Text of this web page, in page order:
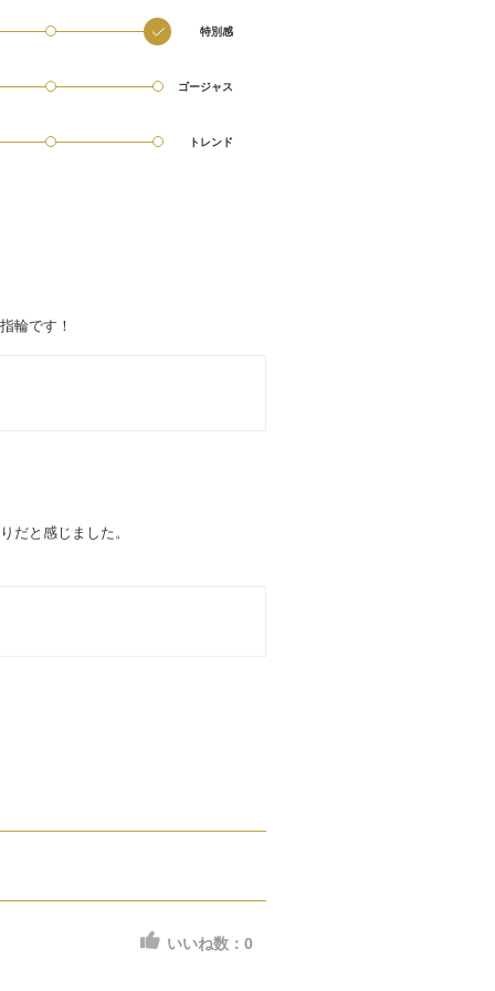
特別感
ゴージャス
トレンド
輪です！
だと感じました。
いいね数： 0